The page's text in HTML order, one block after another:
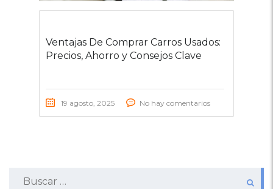
Ventajas De Comprar Carros Usados:
Precios, Ahorro y Consejos Clave
19 agosto, 2025 No hay comentarios